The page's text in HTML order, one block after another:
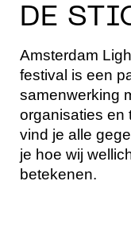
DE
Amsterdam
festival is een
samenwerking
organisaties en
vind je alle
je hoe wij
betekenen.